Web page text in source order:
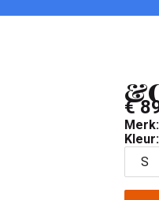
€
Merk:
Kleur: